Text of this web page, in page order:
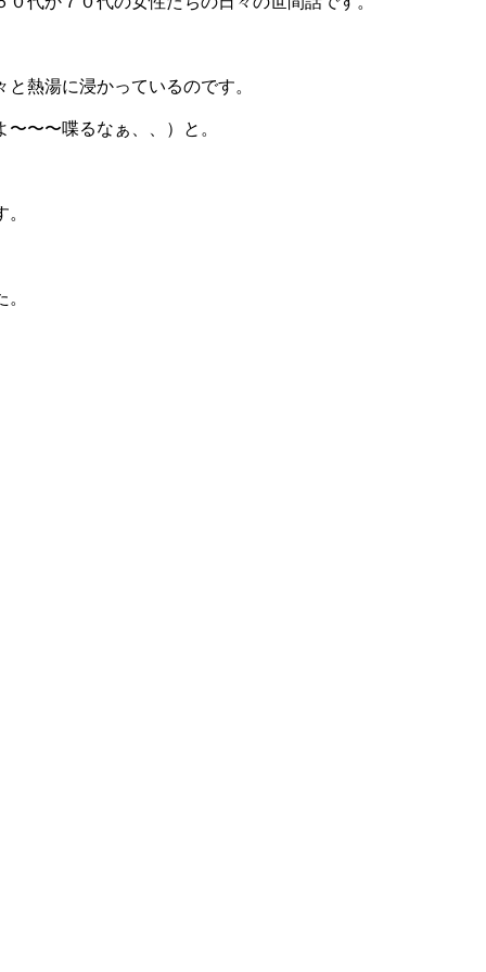
熱湯に浸かっているのです。
〜〜喋るなぁ、、）と。